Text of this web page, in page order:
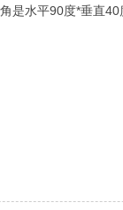
是水平90度*垂直